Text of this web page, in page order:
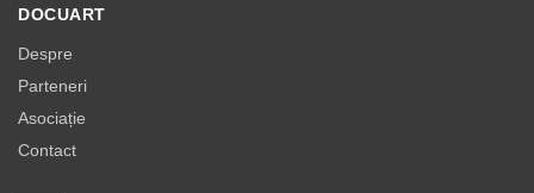
DOCUART
Despre
Parteneri
Asociație
Contact